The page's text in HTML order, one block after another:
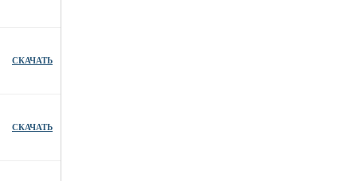
СКАЧАТЬ
СКАЧАТЬ